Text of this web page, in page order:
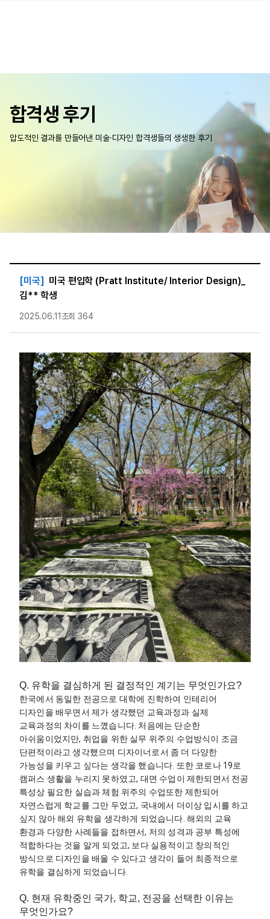
합격생 후기
압도적인 결과를 만들어낸 미술·디자인 합격생들의 생생한 후기
[미국] 미국 편입학 (Pratt Institute/ Interior Design)_
김** 학생
2025.06.11 조회 364
Q. 유학을 결심하게 된 결정적인 계기는 무엇인가요?
한국에서 동일한 전공으로 대학에 진학하여 인테리어
디자인을 배우면서 제가 생각했던 교육과정과 실제
교육과정의 차이를 느꼈습니다. 처음에는 단순한
아쉬움이었지만, 취업을 위한 실무 위주의 수업방식이 조금
단편적이라고 생각했으며 디자이너로서 좀 더 다양한
가능성을 키우고 싶다는 생각을 했습니다. 또한 코로나 19로
캠퍼스 생활을 누리지 못하였고, 대면 수업이 제한되면서 전공
특성상 필요한 실습과 체험 위주의 수업또한 제한되어
자연스럽게 학교를 그만 두었고, 국내에서 더이상 입시를 하고
싶지 않아 해외 유학을 생각하게 되었습니다. 해외의 교육
환경과 다양한 사례들을 접하면서, 저의 성격과 공부 특성에
적합하다는 것을 알게 되었고, 보다 실용적이고 창의적인
방식으로 디자인을 배울 수 있다고 생각이 들어 최종적으로
유학을 결심하게 되었습니다.
Q. 현재 유학중인 국가, 학교, 전공을 선택한 이유는
무엇인가요?